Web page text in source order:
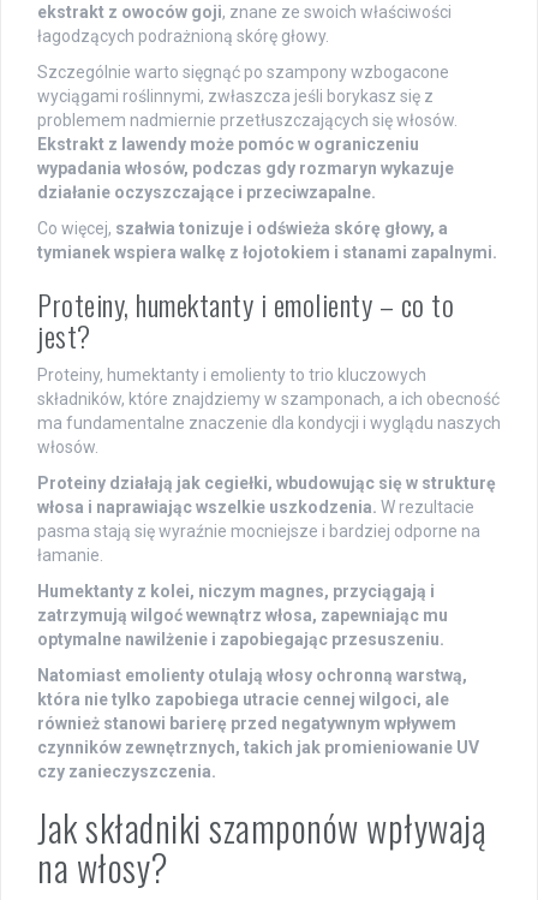
ekstrakt z owoców goji, znane ze swoich właściwości
łagodzących podrażnioną skórę głowy.
Szczególnie warto sięgnąć po szampony wzbogacone
wyciągami roślinnymi, zwłaszcza jeśli borykasz się z
problemem nadmiernie przetłuszczających się włosów.
Ekstrakt z lawendy może pomóc w ograniczeniu
wypadania włosów, podczas gdy rozmaryn wykazuje
działanie oczyszczające i przeciwzapalne.
Co więcej, szałwia tonizuje i odświeża skórę głowy, a
tymianek wspiera walkę z łojotokiem i stanami zapalnymi.
Proteiny, humektanty i emolienty – co to
jest?
Proteiny, humektanty i emolienty to trio kluczowych
składników, które znajdziemy w szamponach, a ich obecność
ma fundamentalne znaczenie dla kondycji i wyglądu naszych
włosów.
Proteiny działają jak cegiełki, wbudowując się w strukturę
włosa i naprawiając wszelkie uszkodzenia. W rezultacie
pasma stają się wyraźnie mocniejsze i bardziej odporne na
łamanie.
Humektanty z kolei, niczym magnes, przyciągają i
zatrzymują wilgoć wewnątrz włosa, zapewniając mu
optymalne nawilżenie i zapobiegając przesuszeniu.
Natomiast emolienty otulają włosy ochronną warstwą,
która nie tylko zapobiega utracie cennej wilgoci, ale
również stanowi barierę przed negatywnym wpływem
czynników zewnętrznych, takich jak promieniowanie UV
czy zanieczyszczenia.
Jak składniki szamponów wpływają
na włosy?